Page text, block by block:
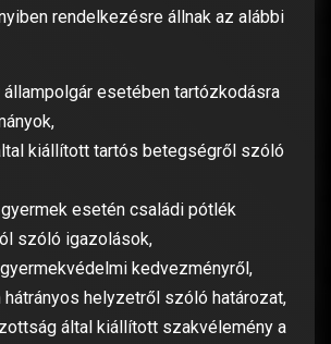
rendelkezésre állnak az alábbi
állampolgár esetében tartózkodásra
kiállított tartós betegségről szóló
esetén családi pótlék
szóló igazolások,
kedvezményről,
hátrányos helyzetről szóló határozat,
által kiállított szakvélemény a